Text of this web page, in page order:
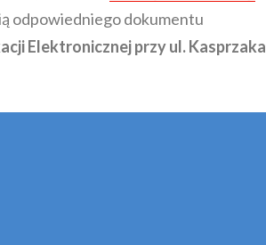
odpowiedniego dokumentu
Elektronicznej przy ul. Kasprzaka